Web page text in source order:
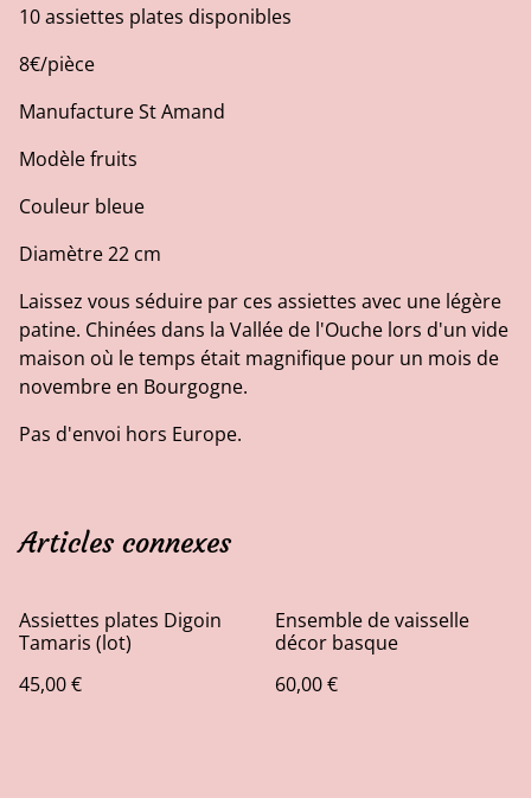
10 assiettes plates disponibles
8€/pièce
Manufacture St Amand
Modèle fruits
Couleur bleue
Diamètre 22 cm
Laissez vous séduire par ces assiettes avec une légère
patine. Chinées dans la Vallée de l'Ouche lors d'un vide
maison où le temps était magnifique pour un mois de
novembre en Bourgogne.
Pas d'envoi hors Europe.
Articles connexes
Assiettes plates Digoin
Tamaris (lot)
45,00 €
Ensemble de vaisselle
décor basque
60,00 €